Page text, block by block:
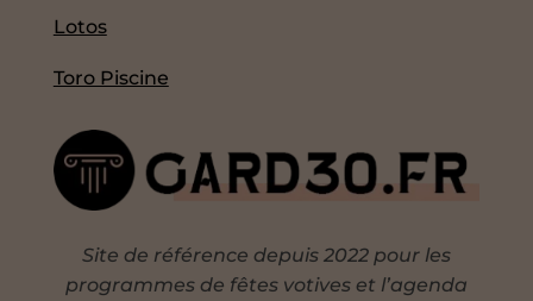
Lotos
Toro Piscine
Site de référence depuis 2022 pour les
programmes de fêtes votives et l’agenda